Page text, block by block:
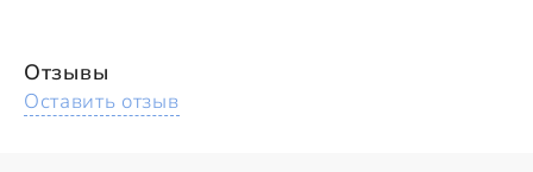
Отзывы
Оставить отзыв